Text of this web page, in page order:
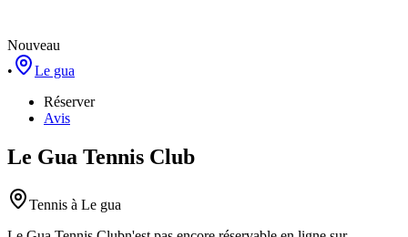
Nouveau
•
Le gua
Réserver
Avis
Le Gua Tennis Club
Tennis à Le gua